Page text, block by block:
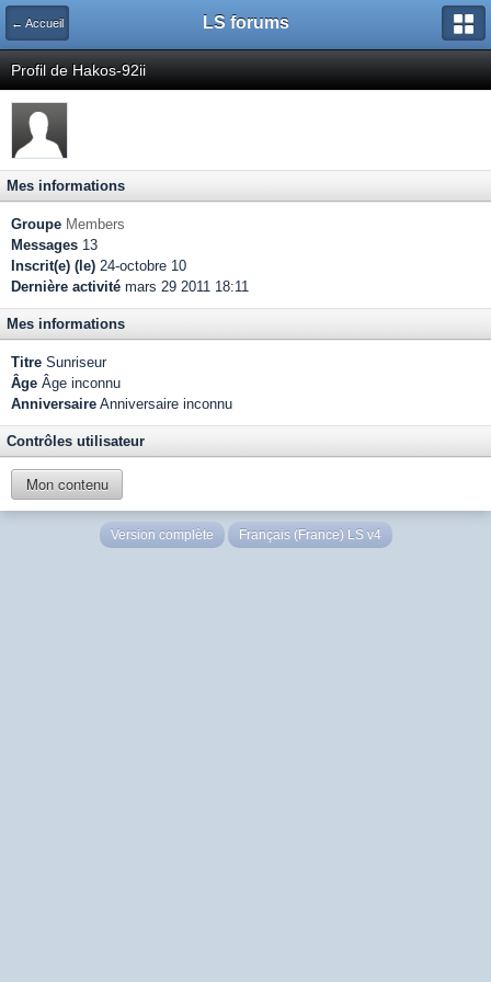
← Accueil LS forums
Profil de Hakos-92ii
Mes informations
Groupe Members
Messages 13
Inscrit(e) (le) 24-octobre 10
Dernière activité mars 29 2011 18:11
Mes informations
Titre Sunriseur
Âge Âge inconnu
Anniversaire Anniversaire inconnu
Contrôles utilisateur
Mon contenu
Version complète Français (France) LS v4